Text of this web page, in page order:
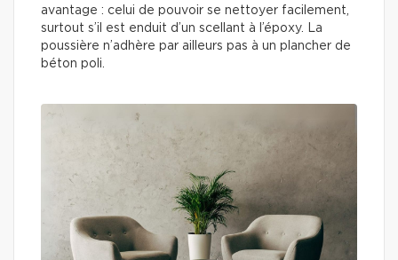
avantage : celui de pouvoir se nettoyer facilement,
surtout s’il est enduit d’un scellant à l’époxy. La
poussière n’adhère par ailleurs pas à un plancher de
béton poli.